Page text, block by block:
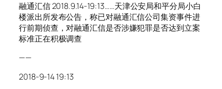
融通汇信 2018.9.14-19:13……天津公安局和平分局小白
楼派出所发布公告，称已对融通汇信公司集资事件进
行前期侦查，对融通汇信是否涉嫌犯罪是否达到立案
标准正在积极调查
——
2018-9-14 19:13